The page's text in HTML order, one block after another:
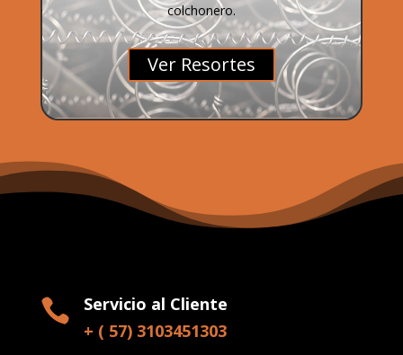
colchonero.
Ver Resortes

Servicio al Cliente
+ ( 57) 3103451303